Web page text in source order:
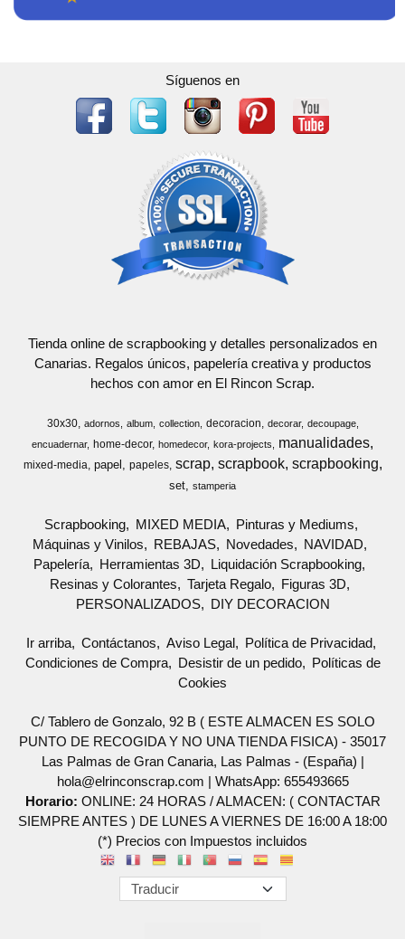
Síguenos en
Tienda online de scrapbooking y detalles personalizados en
Canarias. Regalos únicos, papelería creativa y productos
hechos con amor en El Rincon Scrap.
30x30 adornos album collection decoracion decorar
decoupage
encuadernar
home-decor homedecor kora-projects manualidades
mixed-media papel papeles scrap scrapbook scrapbooking
set stamperia
Scrapbooking MIXED MEDIA
Pinturas y Mediums
Máquinas y Vinilos
REBAJAS Novedades
NAVIDAD
Papelería
Herramientas 3D
Liquidación Scrapbooking
Resinas y Colorantes
Tarjeta Regalo
Figuras 3D
PERSONALIZADOS
DIY DECORACION
Ir arriba Contáctanos Aviso Legal
Política de Privacidad
Condiciones de Compra
Desistir de un pedido
Políticas de
Cookies
C/ Tablero de Gonzalo, 92 B ( ESTE ALMACEN ES SOLO
PUNTO DE RECOGIDA Y NO UNA TIENDA FISICA) - 35017
Las Palmas de Gran Canaria, Las Palmas - (España) |
hola@elrinconscrap.com | WhatsApp: 655493665
Horario: ONLINE: 24 HORAS / ALMACEN: ( CONTACTAR
SIEMPRE ANTES ) DE LUNES A VIERNES DE 16:00 A 18:00
(*) Precios con Impuestos incluidos